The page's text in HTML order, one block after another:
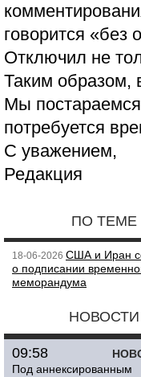
говорится «без
Отключил не
Таким образом,
Мы
потребуется
С уважением,
Редакция
ПО ТЕМЕ
18-06-2026 США и Иран
о подписании
меморандума
НОВОСТИ
09:58
Под аннексированным